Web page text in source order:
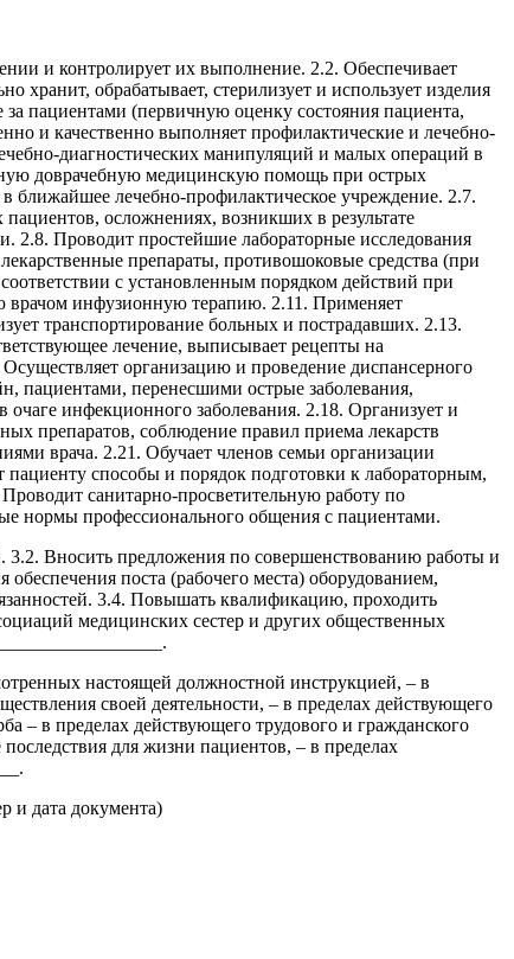
и контролирует их выполнение. 2.2. Обеспечивает
хранит, обрабатывает, стерилизует и использует изделия
пациентами (первичную оценку состояния пациента,
и качественно выполняет профилактические и лечебно-
диагностических манипуляций и малых операций в
доврачебную медицинскую помощь при острых
ближайшее лечебно-профилактическое учреждение. 2.7.
осложнениях, возникших в результате
2.8. Проводит простейшие лабораторные исследования
препараты, противошоковые средства (при
с установленным порядком действий при
врачом инфузионную терапию. 2.11. Применяет
транспортирование больных и пострадавших. 2.13.
лечение, выписывает рецепты на
организацию и проведение диспансерного
пациентами, перенесшими острые заболевания,
инфекционного заболевания. 2.18. Организует и
препаратов, соблюдение правил приема лекарств
врача. 2.21. Обучает членов семьи организации
пациенту способы и порядок подготовки к лабораторным,
санитарно-просветительную работу по
нормы профессионального общения с пациентами.
Вносить предложения по совершенствованию работы и
поста (рабочего места) оборудованием,
3.4. Повышать квалификацию, проходить
медицинских сестер и других общественных
настоящей должностной инструкцией, – в
своей деятельности, – в пределах действующего
– в пределах действующего трудового и гражданского
для жизни пациентов, – в пределах
и дата документа)